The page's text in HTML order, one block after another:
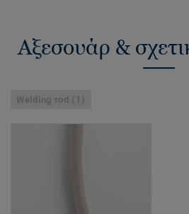
Αξεσουάρ &
Welding rod (1)